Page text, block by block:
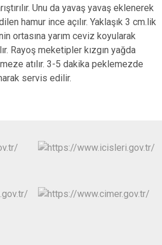
Unu da yavaş yavaş eklenerek
hamur ince açılır. Yaklaşık 3 cm.lik
ortasına yarım ceviz koyularak
Rayoş meketipler kızgın yağda
atılır. 3-5 dakika peklemezde
servis edilir.